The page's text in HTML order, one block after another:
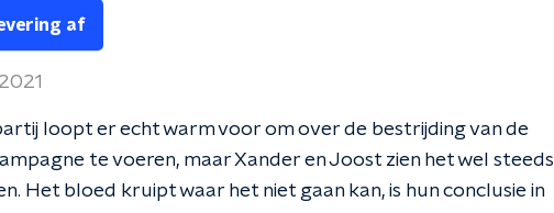
af
loopt er echt warm voor om over de bestrijding van de
te voeren, maar Xander en Joost zien het wel steeds
Het bloed kruipt waar het niet gaan kan, is hun conclusie in